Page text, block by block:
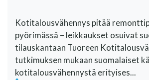
Kotitalousvähennys pitää
pyörimässä – leikkaukset osuivat
tilauskantaan Tuoreen
tutkimuksen mukaan suomalaiset
kotitalousvähennystä erityises...